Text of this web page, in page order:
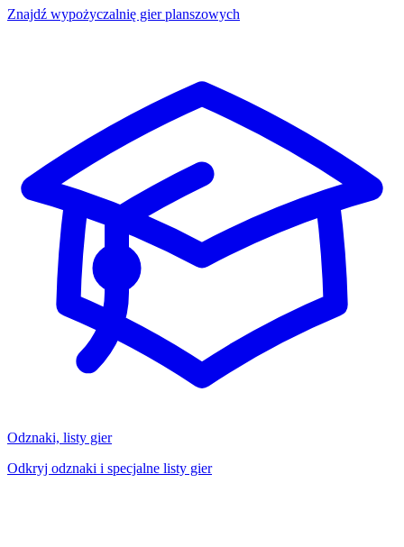
Znajdź wypożyczalnię gier planszowych
Odznaki, listy gier
Odkryj odznaki i specjalne listy gier